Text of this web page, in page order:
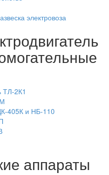
электровоза
ТЛ-2К1
405К и НБ-110
аппараты